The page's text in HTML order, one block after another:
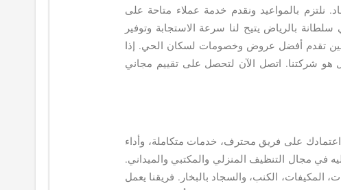
نلتزم بالمواعيد ونقدم خدمة عملاء متاحة على
بالرياض يتيح لنا سرعة الاستجابة وتوفير
تقدم أفضل عروض وخصومات لسكان الحي. إذا
هو شركتنا. اتصل الآن لتحصل على تقييم مجاني
على فريق محترف، خدمات متكاملة، وأداء
في مجال التنظيف المنزلي والمكتبي والميداني.
المكيفات، الكنب، والسجاد بالبخار. فريقنا يعمل